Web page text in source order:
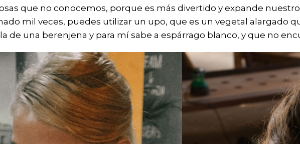
que no conocemos, porque es más divertido y expande
mil veces, puedes utilizar un upo, que es un vegetal alargado
de una berenjena y para mí sabe a espárrago blanco, y que no